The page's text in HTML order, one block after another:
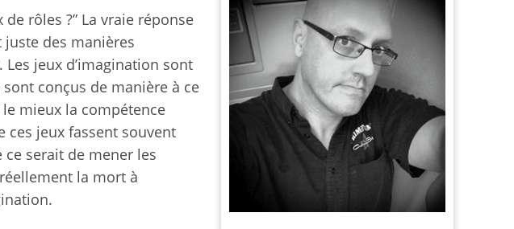
rôles ?” La vraie réponse
juste des manières
. Les jeux d’imagination sont
conçus de manière à ce
mieux la compétence
ces jeux fassent souvent
serait de mener les
la mort à